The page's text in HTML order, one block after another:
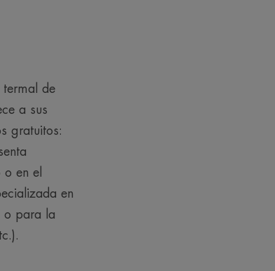
termal de
a sus
gratuitos:
en el
en
o para la